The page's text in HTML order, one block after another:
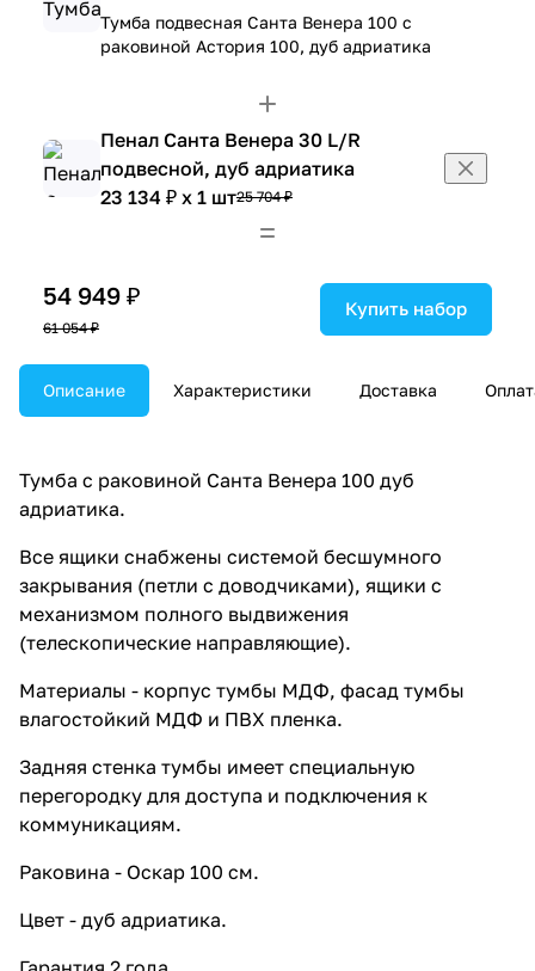
Тумба подвесная Санта Венера 100 с
раковиной Астория 100, дуб адриатика
Пенал Санта Венера 30 L/R
подвесной, дуб адриатика
23 134 ₽ x 1 шт25 704 ₽
54 949 ₽
61 054 ₽
Купить набор
Описание Характеристики Доставка
Тумба с раковиной Санта Венера 100 дуб
адриатика.
Все ящики снабжены системой бесшумного
закрывания (петли с доводчиками), ящики с
механизмом полного выдвижения
(телескопические направляющие).
Материалы - корпус тумбы МДФ, фасад тумбы
влагостойкий МДФ и ПВХ пленка.
Задняя стенка тумбы имеет специальную
перегородку для доступа и подключения к
коммуникациям.
Раковина - Оскар 100 см.
Цвет - дуб адриатика.